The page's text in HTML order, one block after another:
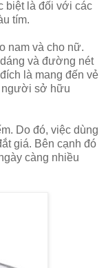
biệt là đối với các
tím.
nam và cho nữ.
và đường nét
là mang đến vẻ
người sở hữu
Do đó, việc dùng
giá. Bên cạnh đó
càng nhiều